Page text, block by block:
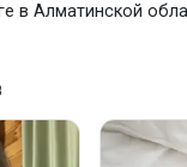
в Алматинской